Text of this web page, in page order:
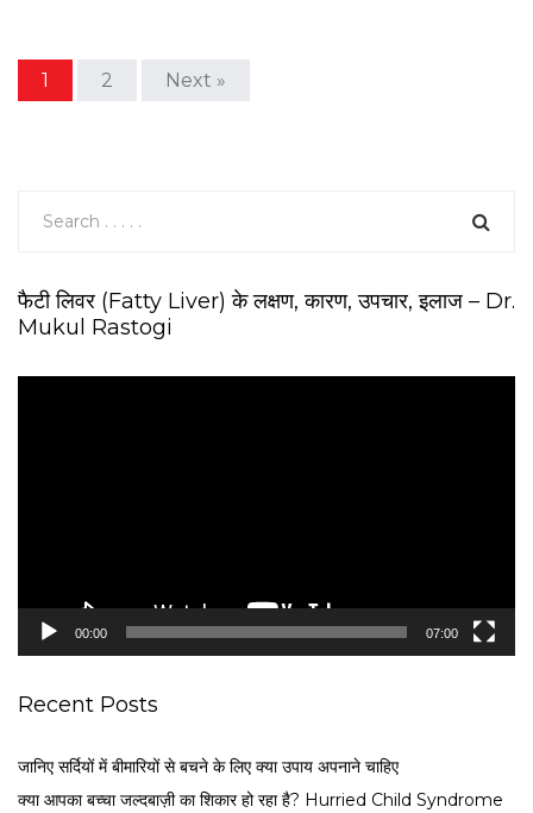
1 2 Next »
फैटी लिवर (Fatty Liver) के लक्षण, कारण, उपचार, इलाज – Dr.
Mukul Rastogi
00:00 07:00
Recent Posts
जानिए सर्दियों में बीमारियों से बचने के लिए क्या उपाय अपनाने चाहिए
क्या आपका बच्चा जल्दबाज़ी का शिकार हो रहा है? Hurried Child Syndrome